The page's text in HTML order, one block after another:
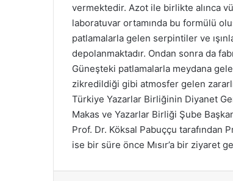
vermektedir. Azot ile birlikte alınca
laboratuvar ortamında bu formülü
patlamalarla gelen serpintiler ve
depolanmaktadır. Ondan sonra da
Güneşteki patlamalarla meydana
zikredildiği gibi atmosfer gelen zararlı
Türkiye Yazarlar Birliğinin Diyanet
Makas ve Yazarlar Birliği Şube
Prof. Dr. Köksal Pabuççu tarafından
ise bir süre önce Mısır’a bir ziyaret